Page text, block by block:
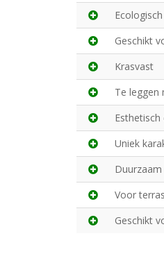
Geschikt
Krasvast
Te leggen
Uniek
Duurzaam
Voor
Geschikt